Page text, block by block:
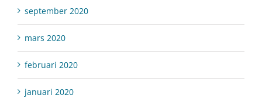
september 2020
mars 2020
februari 2020
januari 2020